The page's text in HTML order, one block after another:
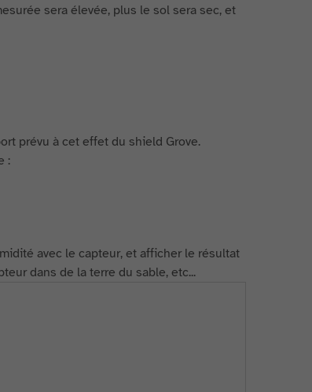
sera élevée, plus le sol sera sec, et
prévu à cet effet du shield Grove.
:
avec le capteur, et afficher le résultat
dans de la terre du sable, etc...